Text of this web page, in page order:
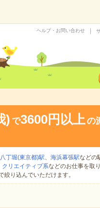
ヘルプ・お問い合わせ
) で3600円以上の
八丁堀(東京都)駅、 海浜幕張駅などの
クリエイティブ系などのお仕事を取
絞り込んでいただけます。